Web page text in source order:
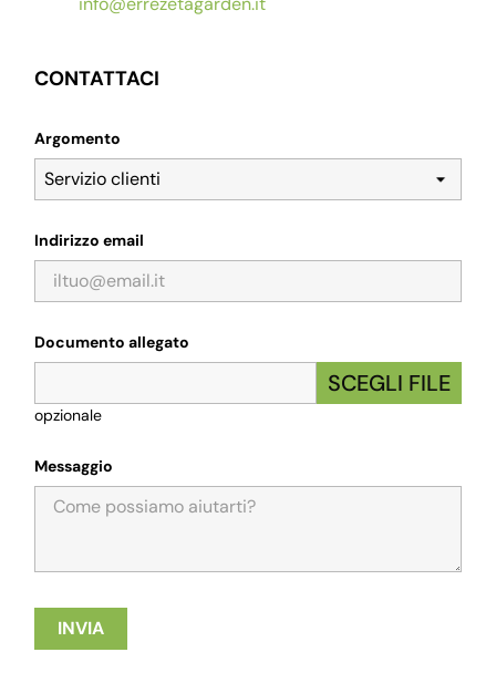
CONTATTACI
Argomento
Indirizzo email
Documento allegato
SCEGLI FILE
opzionale
Messaggio